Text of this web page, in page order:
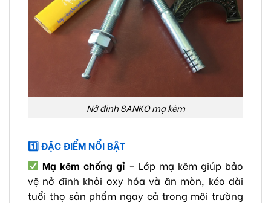
Nở đinh SANKO mạ kẽm
1️ĐẶC ĐIỂM NỔI BẬT
Mạ kẽm chống gỉ – Lớp mạ kẽm giúp bảo
vệ nở đinh khỏi oxy hóa và ăn mòn, kéo dài
tuổi thọ sản phẩm ngay cả trong môi trường